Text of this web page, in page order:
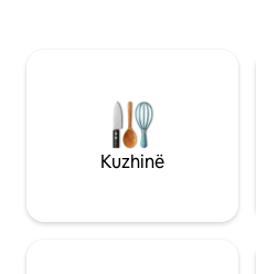
Kuzhinë